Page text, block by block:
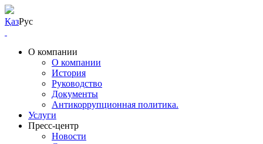
ҚазРус
О компании
О компании
История
Руководство
Документы
Антикоррупционная политика.
Услуги
Пресс-центр
Новости